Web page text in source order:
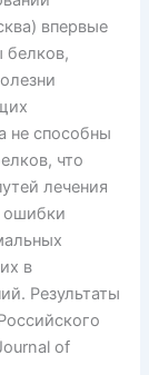
впервые
белков,
не способны
что
лечения
ошибки
в
Результаты
of